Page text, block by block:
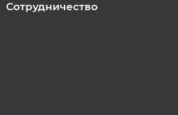
Сотрудничество